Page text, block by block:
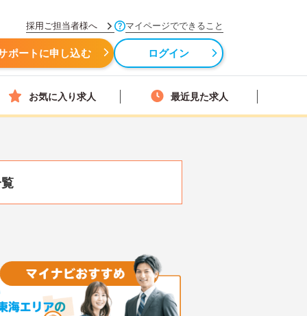
採用ご担当者様へ マイページでできること
ポートに申し込む ログイン
お気に入り求人 最近見た求人